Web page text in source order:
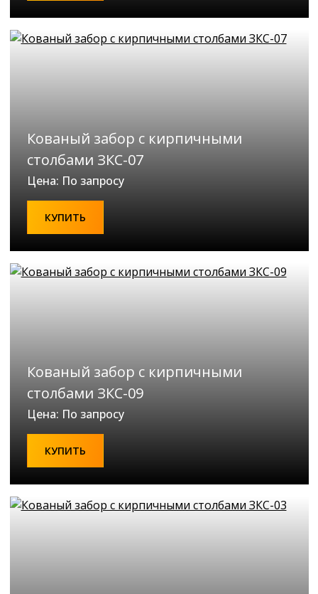
Кованый забор с кирпичными
столбами ЗКС-07
Цена: По запросу
КУПИТЬ
Кованый забор с кирпичными
столбами ЗКС-09
Цена: По запросу
КУПИТЬ